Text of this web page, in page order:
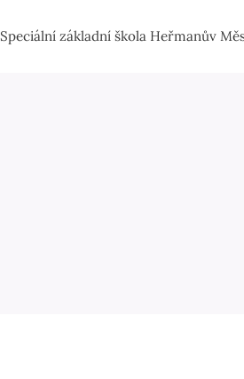
Speciální základní škola Heřmanův